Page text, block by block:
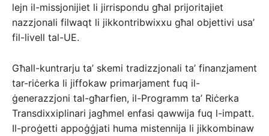
lejn il-missjonijiet li jirrispondu għal prijoritajiet
nazzjonali filwaqt li jikkontribwixxu għal objettivi usa’
fil-livell tal-UE.
Għall-kuntrarju ta’ skemi tradizzjonali ta’ finanzjament
tar-riċerka li jiffokaw primarjament fuq il-
ġenerazzjoni tal-għarfien, il-Programm ta’ Riċerka
Transdixxiplinari jagħmel enfasi qawwija fuq l-impatt.
Il-proġetti appoġġjati huma mistennija li jikkombinaw